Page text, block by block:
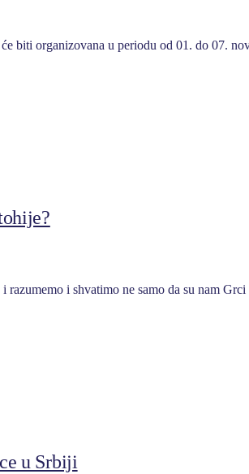
biti organizovana u periodu od 01. do 07.
razumemo i shvatimo ne samo da su nam
u Srbiji